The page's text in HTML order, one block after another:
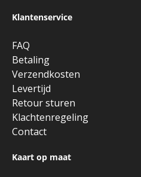
Klantenservice
FAQ
Betaling
Verzendkosten
Levertijd
Retour sturen
Klachtenregeling
Contact
Kaart op maat